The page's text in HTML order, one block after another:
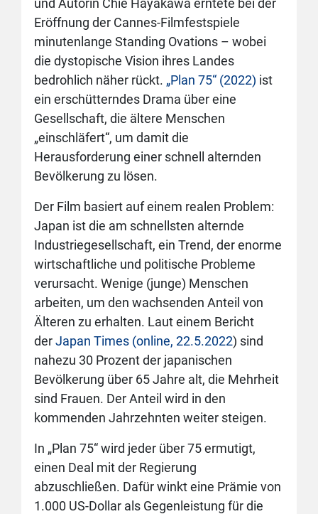
und Autorin Chie Hayakawa erntete bei der
Eröffnung der Cannes-Filmfestspiele
minutenlange Standing Ovations – wobei
die dystopische Vision ihres Landes
bedrohlich näher rückt. „Plan 75“ (2022) ist
ein erschütterndes Drama über eine
Gesellschaft, die ältere Menschen
„einschläfert“, um damit die
Herausforderung einer schnell alternden
Bevölkerung zu lösen.
Der Film basiert auf einem realen Problem:
Japan ist die am schnellsten alternde
Industriegesellschaft, ein Trend, der enorme
wirtschaftliche und politische Probleme
verursacht. Wenige (junge) Menschen
arbeiten, um den wachsenden Anteil von
Älteren zu erhalten. Laut einem Bericht
derJapan Times (online, 22.5.2022) sind
nahezu 30 Prozent der japanischen
Bevölkerung über 65 Jahre alt, die Mehrheit
sind Frauen. Der Anteil wird in den
kommenden Jahrzehnten weiter steigen.
In „Plan 75“ wird jeder über 75 ermutigt,
einen Deal mit der Regierung
abzuschließen. Dafür winkt eine Prämie von
1.000 US-Dollar als Gegenleistung für die